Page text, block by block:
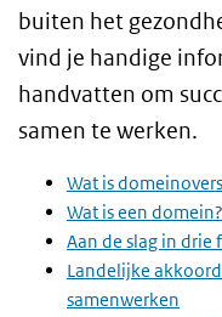
buiten het
vind je handige
handvatten om
samen te werken.
Wat is
Wat is een domein?
Aan de slag in drie
Landelijke
samenwerken